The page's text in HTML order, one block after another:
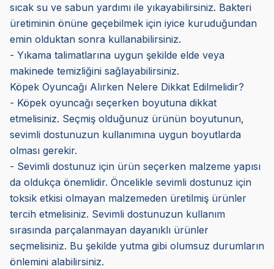
sıcak su ve sabun yardımı ile yıkayabilirsiniz. Bakteri
üretiminin önüne geçebilmek için iyice kuruduğundan
emin olduktan sonra kullanabilirsiniz.
- Yıkama talimatlarına uygun şekilde elde veya
makinede temizliğini sağlayabilirsiniz.
Köpek Oyuncağı Alırken Nelere Dikkat Edilmelidir?
- Köpek oyuncağı seçerken boyutuna dikkat
etmelisiniz. Seçmiş olduğunuz ürünün boyutunun,
sevimli dostunuzun kullanımına uygun boyutlarda
olması gerekir.
- Sevimli dostunuz için ürün seçerken malzeme yapısı
da oldukça önemlidir. Öncelikle sevimli dostunuz için
toksik etkisi olmayan malzemeden üretilmiş ürünler
tercih etmelisiniz. Sevimli dostunuzun kullanım
sırasında parçalanmayan dayanıklı ürünler
seçmelisiniz. Bu şekilde yutma gibi olumsuz durumların
önlemini alabilirsiniz.